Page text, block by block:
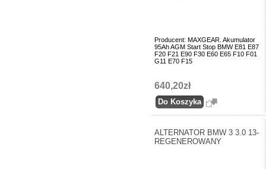
Producent: MAXGEAR. Akumulator
95Ah AGM Start Stop BMW E81 E87
F20 F21 E90 F30 E60 E65 F10 F01
G11 E70 F15
640,20zł
ALTERNATOR BMW 3 3.0 13-
REGENEROWANY